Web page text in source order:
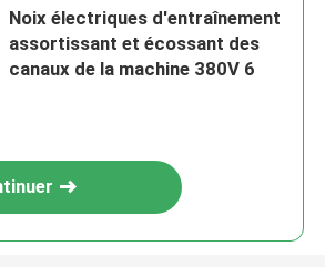
Noix électriques d'entraînement
assortissant et écossant des
canaux de la machine 380V 6